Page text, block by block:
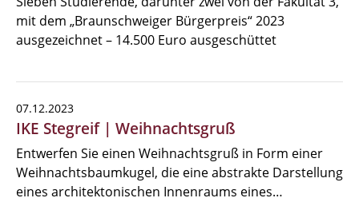
mit dem „Braunschweiger Bürgerpreis“ 2023
ausgezeichnet – 14.500 Euro ausgeschüttet
07.12.2023
IKE Stegreif | Weihnachtsgruß
Entwerfen Sie einen Weihnachtsgruß in Form einer
Weihnachtsbaumkugel, die eine abstrakte Darstellung
eines architektonischen Innenraums eines…